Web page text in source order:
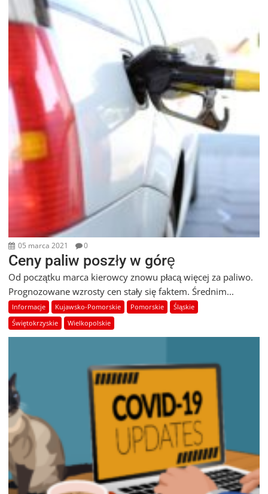
05 marca 2021 0
Ceny paliw poszły w górę
Od początku marca kierowcy znowu płacą więcej za paliwo.
Prognozowane wzrosty cen stały się faktem. Średnim...
Informacje Kujawsko-Pomorskie Pomorskie
Śląskie
Świętokrzyskie
Wielkopolskie